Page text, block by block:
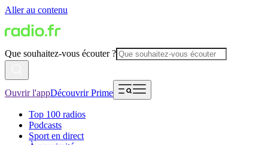
Aller au contenu
Que souhaitez-vous écouter ?
Ouvrir l'appDécouvrir Prime
Top 100 radios
Podcasts
Sport en direct